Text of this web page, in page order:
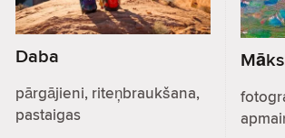
Daba
pārgājieni, riteņbraukšana,
pastaigas